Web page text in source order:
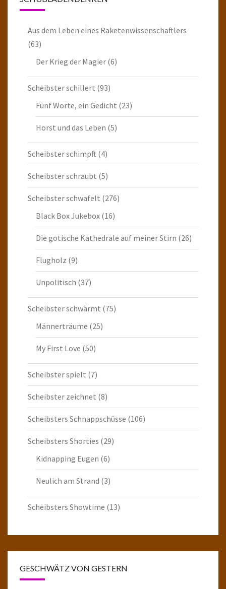
Aus dem Leben eines Raketenwissenschaftlers
(63)
Der Krieg der Magier (6)
Scheibster schillert (93)
Fünf Worte, ein Gedicht (23)
Horst und das Leben (5)
Scheibster schimpft (4)
Scheibster schraubt (5)
Scheibster schwafelt (276)
Black Box Jukebox (16)
Die gotische Kathedrale auf meiner Stirn (26)
Flugholz (9)
Unpolitisch (37)
Scheibster schwärmt (75)
Männerträume (25)
My First Love (50)
Scheibster spielt (7)
Scheibster zeichnet (8)
Scheibsters Schnappschüsse (106)
Scheibsters Shorties (29)
Kidnapping Eugen (6)
Neulich am Strand (3)
Scheibsters Showtime (13)
GESCHWÄTZ VON GESTERN